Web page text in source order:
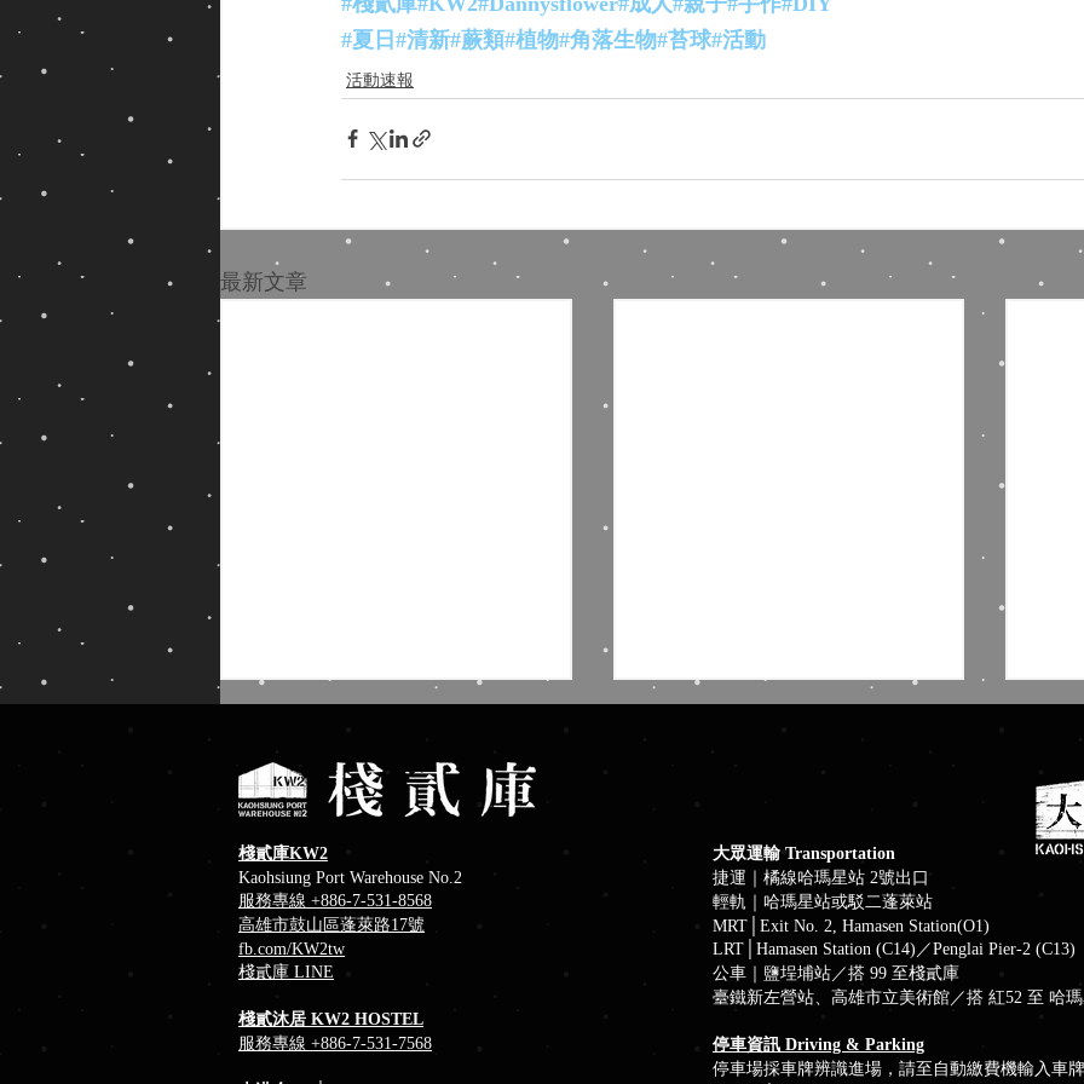
#夏日 #清新#蕨類#植物#角落生物#苔球#活動
活動速報
最新文章
藍色狂想╳棧貳庫南風 Blues
周六港濱音樂夜
高雄輪船｜2026小小船長‧
FUN暑假‧體驗營
棧貳庫KW2
Kaohsiung Port Warehouse No.2
服務專線 +886-7-531-8568
高雄市鼓山區蓬萊路17號
fb.com/KW2tw
​棧貳庫 LINE
棧貳沐居 KW2 HOSTEL
服務專線 +886-7-531-7568
大眾運輸 Transportation
捷運｜橘線哈瑪星站 2號出口
輕軌｜哈瑪星站或駁二蓬萊站
MRT│Exit No. 2, Hamasen Station(O1)
LRT│Hamasen Station (C14)／Penglai Pier-2 (C13)
公車｜鹽埕埔站／搭 99 至棧貳庫
臺鐵新左營站、高雄市立美術館／搭 紅52 至 哈
停車資訊 Driving & Parking
停車場採車牌辨識進場，請至自動繳費機輸入車